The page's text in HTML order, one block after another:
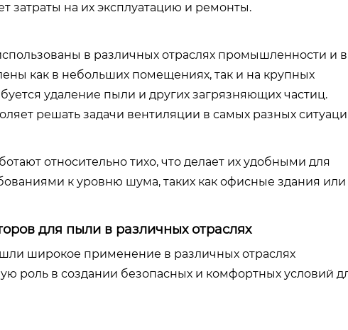
затраты на их эксплуатацию и ремонты.
в различных отраслях промышленности и
как в небольших помещениях, так и на крупных
удаление пыли и других загрязняющих частиц.
решать задачи вентиляции в самых разных
относительно тихо, что делает их удобными для
к уровню шума, таких как офисные здания
для пыли в различных отраслях
широкое применение в различных отраслях
роль в создании безопасных и комфортных условий